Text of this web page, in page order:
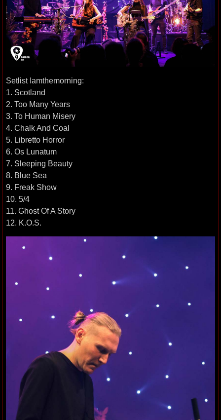
Setlist Iamthemorning:
1. Scotland
2. Too Many Years
3. To Human Misery
4. Chalk And Coal
5. Libretto Horror
6. Os Lunatum
7. Sleeping Beauty
8. Blue Sea
9. Freak Show
10. 5/4
11. Ghost Of A Story
12. K.O.S.